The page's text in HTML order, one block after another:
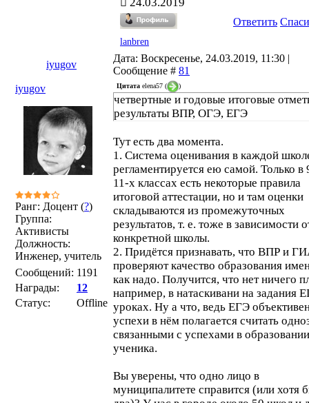
Ответить
lanbren
iyugov
Дата: Воскресенье, 24.03.2019, 11:30 |
Сообщение # 81
iyugov
Ранг: Доцент (?)
Группа:
Активисты
Должность:
Инженер, учитель
Сообщений: 1191
Награды:
12
Статус:
Offline
Цитата elena57 ( )
четвертные и годовые итоговые
результаты ВПР, ОГЭ, ЕГЭ
Тут есть два момента.
1. Система оценивания в каждой
регламентируется ею самой. Только в
11-х классах есть некоторые правила
итоговой аттестации, но и там оценки
складываются из промежуточных
результатов, т. е. тоже в зависимости
конкретной школы.
2. Придётся признавать, что ВПР и
проверяют качество образования
как надо. Получится, что нет ничего
например, в натаскивани на задания
уроках. Ну а что, ведь ЕГЭ
успехи в нём полагается считать
связанными с успехами в образовании
ученика.
Вы уверены, что одно лицо в
муниципалитете справится (или хотя